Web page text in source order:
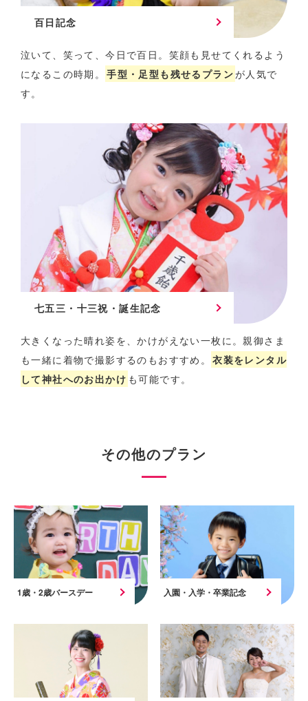
百日記念
泣いて、笑って、今日で百日。 笑顔も見せてくれるよう
になるこの時期。 手型・足型も残せるプランが人気で
す。
七五三・十三祝・誕生記念
大きくなった晴れ姿を、かけがえない一枚に。親御さま
も一緒に着物で撮影するのもおすすめ。 衣装をレンタル
して神社へのお出かけ も可能です。
その他のプラン
1歳・2歳バースデー 入園・入学・卒業記念